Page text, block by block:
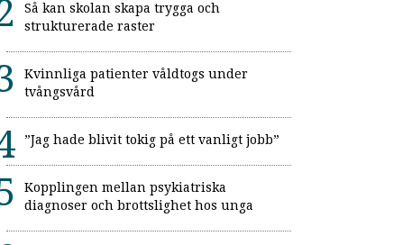
Så kan skolan skapa trygga och
strukturerade raster
Kvinnliga patienter våldtogs under
tvångsvård
”Jag hade blivit tokig på ett vanligt jobb”
Kopplingen mellan psykiatriska
diagnoser och brottslighet hos unga